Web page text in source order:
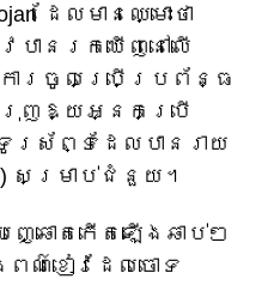
ដែលមានឈ្មោះថា
វបានរកឃើញនៅលើ
ការចូលប្រើប្រព័ន្ធ
រុញឱ្យអ្នកប្រើ
រស័ព្ទដែលបានរាយ
សម្រាប់ជំនួយ។
ញ្ឆោតកើតឡើងឆាប់ៗ
ងពណ៌ខៀវដែលចោទ